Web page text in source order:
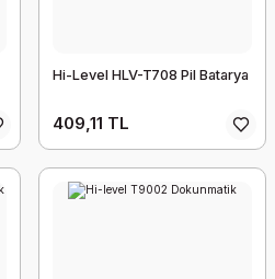
Hi-Level HLV-T708 Pil Batarya
409,11 TL